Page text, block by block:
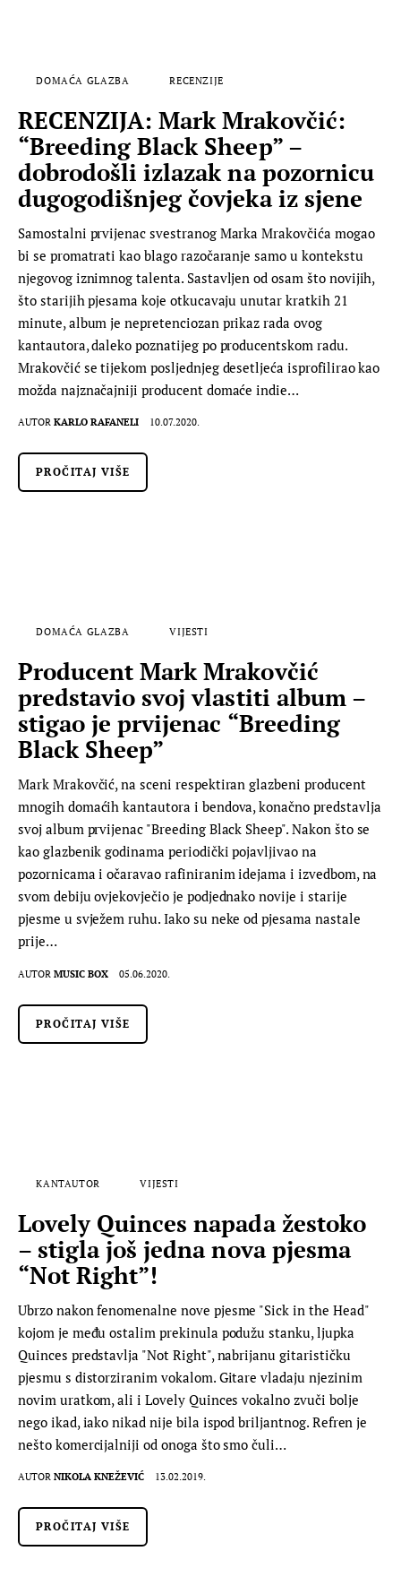
DOMAĆA GLAZBA RECENZIJE
RECENZIJA: Mark Mrakovčić:
“Breeding Black Sheep” –
dobrodošli izlazak na pozornicu
dugogodišnjeg čovjeka iz sjene
Samostalni prvijenac svestranog Marka Mrakovčića mogao
bi se promatrati kao blago razočaranje samo u kontekstu
njegovog iznimnog talenta. Sastavljen od osam što novijih,
što starijih pjesama koje otkucavaju unutar kratkih 21
minute, album je nepretenciozan prikaz rada ovog
kantautora, daleko poznatijeg po producentskom radu.
Mrakovčić se tijekom posljednjeg desetljeća isprofilirao kao
možda najznačajniji producent domaće indie…
AUTOR KARLO RAFANELI 10.07.2020.
PROČITAJ VIŠE
DOMAĆA GLAZBA VIJESTI
Producent Mark Mrakovčić
predstavio svoj vlastiti album –
stigao je prvijenac “Breeding
Black Sheep”
Mark Mrakovčić, na sceni respektiran glazbeni producent
mnogih domaćih kantautora i bendova, konačno predstavlja
svoj album prvijenac "Breeding Black Sheep". Nakon što se
kao glazbenik godinama periodički pojavljivao na
pozornicama i očaravao rafiniranim idejama i izvedbom, na
svom debiju ovjekovječio je podjednako novije i starije
pjesme u svježem ruhu. Iako su neke od pjesama nastale
prije…
AUTOR MUSIC BOX 05.06.2020.
PROČITAJ VIŠE
KANTAUTOR VIJESTI
Lovely Quinces napada žestoko
– stigla još jedna nova pjesma
“Not Right”!
Ubrzo nakon fenomenalne nove pjesme "Sick in the Head"
kojom je među ostalim prekinula podužu stanku, ljupka
Quinces predstavlja "Not Right", nabrijanu gitarističku
pjesmu s distorziranim vokalom. Gitare vladaju njezinim
novim uratkom, ali i Lovely Quinces vokalno zvuči bolje
nego ikad, iako nikad nije bila ispod briljantnog. Refren je
nešto komercijalniji od onoga što smo čuli…
AUTOR NIKOLA KNEŽEVIĆ 13.02.2019.
PROČITAJ VIŠE